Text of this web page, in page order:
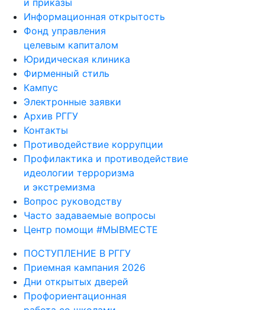
и приказы
Информационная открытость
Фонд управления
целевым капиталом
Юридическая клиника
Фирменный стиль
Кампус
Электронные заявки
Архив РГГУ
Контакты
Противодействие коррупции
Профилактика и противодействие
идеологии терроризма
и экстремизма
Вопрос руководству
Часто задаваемые вопросы
Центр помощи #МЫВМЕСТЕ
ПОСТУПЛЕНИЕ В РГГУ
Приемная кампания 2026
Дни открытых дверей
Профориентационная